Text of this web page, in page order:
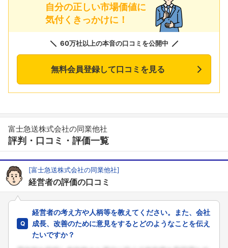
自分の正しい市場価値に
気付くきっかけに！
60万社以上の本音の口コミを公開中
無料会員登録して口コミを見る
富士急送株式会社の同業他社
評判・口コミ・評価一覧
[富士急送株式会社の同業他社]
経営者の評価の口コミ
経営者の考え方や人柄等を教えてください。また、会社
成長、改善のために意見をするとどのようなことを伝え
たいですか？